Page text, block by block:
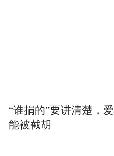
“谁捐的”要讲清楚，
能被截胡